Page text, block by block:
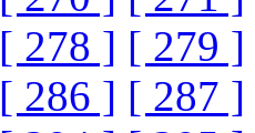
[ 278 ] [ 279 ]
[ 286 ] [ 287 ]